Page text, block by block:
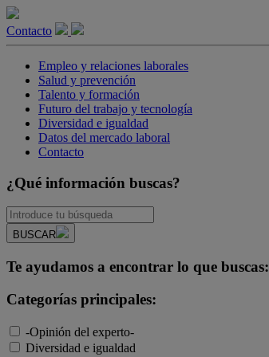
Contacto
Empleo y relaciones laborales
Salud y prevención
Talento y formación
Futuro del trabajo y tecnología
Diversidad e igualdad
Datos del mercado laboral
Contacto
¿Qué información buscas?
BUSCAR
Te ayudamos a encontrar lo que buscas:
Categorías principales:
-Opinión del experto-
Diversidad e igualdad